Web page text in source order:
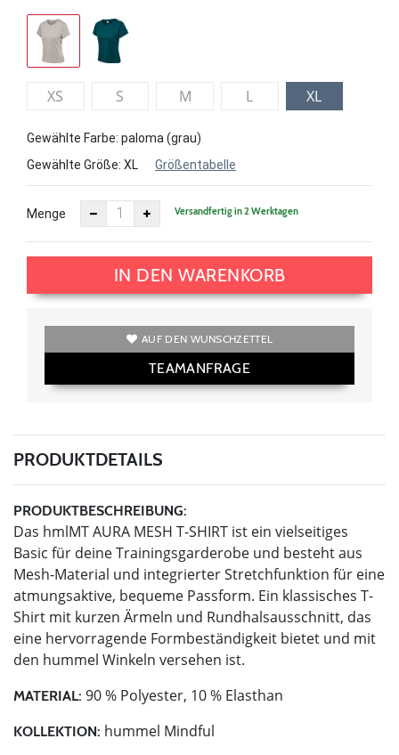
XS S M L XL
Gewählte Farbe: paloma (grau)
Gewählte Größe: XL Größentabelle
Menge Versandfertig in 2 Werktagen
IN DEN WARENKORB
AUF DEN WUNSCHZETTEL
TEAMANFRAGE
PRODUKTDETAILS
PRODUKTBESCHREIBUNG:
Das hmlMT AURA MESH T-SHIRT ist ein vielseitiges
Basic für deine Trainingsgarderobe und besteht aus
Mesh-Material und integrierter Stretchfunktion für eine
atmungsaktive, bequeme Passform. Ein klassisches T-
Shirt mit kurzen Ärmeln und Rundhalsausschnitt, das
eine hervorragende Formbeständigkeit bietet und mit
den hummel Winkeln versehen ist.
MATERIAL: 90 % Polyester, 10 % Elasthan
KOLLEKTION: hummel Mindful